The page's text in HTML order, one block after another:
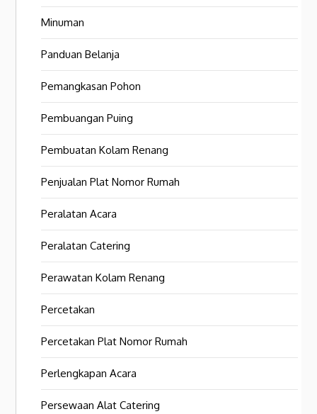
Minuman
Panduan Belanja
Pemangkasan Pohon
Pembuangan Puing
Pembuatan Kolam Renang
Penjualan Plat Nomor Rumah
Peralatan Acara
Peralatan Catering
Perawatan Kolam Renang
Percetakan
Percetakan Plat Nomor Rumah
Perlengkapan Acara
Persewaan Alat Catering